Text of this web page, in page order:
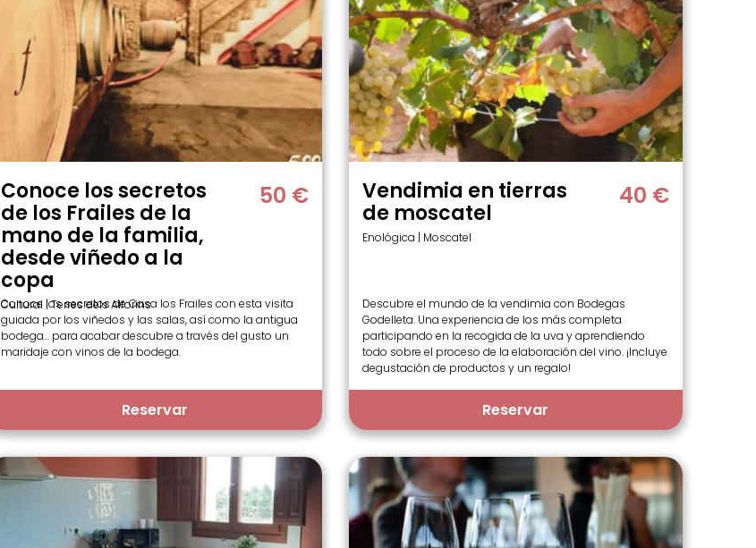
Conoce los secretos
de los Frailes de la
mano de la familia,
desde viñedo a la
copa
Cultural | Terres dels Alforins
50 €
Conoce los secretos de Casa los Frailes con esta visita
guiada por los viñedos y las salas, así como la antigua
bodega… para acabar descubre a través del gusto un
maridaje con vinos de la bodega.
Reservar
Vendimia en tierras
de moscatel
Enológica | Moscatel
40 €
Descubre el mundo de la vendimia con Bodegas
Godelleta. Una experiencia de los más completa
participando en la recogida de la uva y aprendiendo
todo sobre el proceso de la elaboración del vino. ¡Incluye
degustación de productos y un regalo!
Reservar